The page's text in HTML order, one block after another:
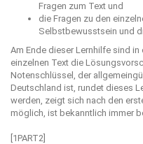
Fragen zum Text und
die Fragen zu den
Selbstbewusstsein und
Am Ende dieser Lernhilfe sind
einzelnen Text die
Notenschlüssel, der
Deutschland ist, rundet dieses
werden, zeigt sich nach den
möglich, ist bekanntlich immer
[1PART2]